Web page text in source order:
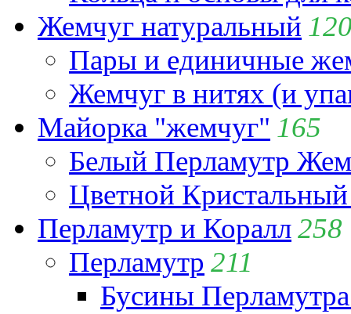
Жемчуг натуральный
Пары и единичные
Жемчуг в нитях (и
Майорка "жемчуг" 165
Белый Перламутр
Цветной
Перламутр и Коралл258
Перламутр 211
Бусины